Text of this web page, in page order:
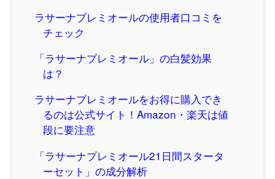
ラサーナプレミオールの使用者口コミを
チェック
「ラサーナプレミオール」の白髪効果
は？
ラサーナプレミオールをお得に購入でき
るのは公式サイト！Amazon・楽天は値
段に要注意
「ラサーナプレミオール21日間スタータ
ーセット」の成分解析